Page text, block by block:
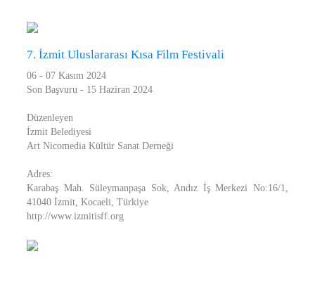
7. İzmit Uluslararası Kısa Film Festivali
06 - 07 Kasım 2024
Son Başvuru - 15 Haziran 2024
Düzenleyen
İzmit Belediyesi
Art Nicomedia Kültür Sanat Derneği
Adres:
Karabaş Mah. Süleymanpaşa Sok, Andız İş Merkezi No:16/1,
41040 İzmit, Kocaeli, Türkiye
http://www.izmitisff.org